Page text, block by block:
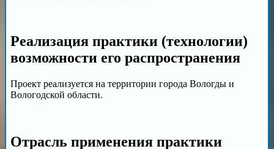
Реализация практики (технологии)
возможности его распространения
Проект реализуется на территории города Вологды и
Вологодской области.
Отрасль применения практики